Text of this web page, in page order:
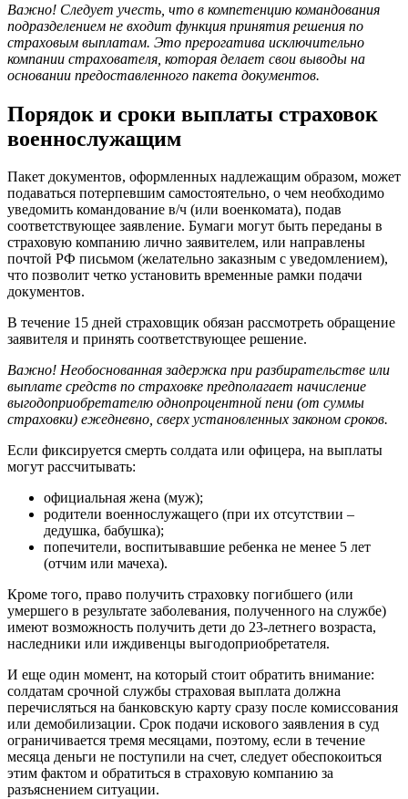
Важно! Следует учесть, что в компетенцию командования
подразделением не входит функция принятия решения по
страховым выплатам. Это прерогатива исключительно
компании страхователя, которая делает свои выводы на
основании предоставленного пакета документов.
Порядок и сроки выплаты страховок
военнослужащим
Пакет документов, оформленных надлежащим образом, может
подаваться потерпевшим самостоятельно, о чем необходимо
уведомить командование в/ч (или военкомата), подав
соответствующее заявление. Бумаги могут быть переданы в
страховую компанию лично заявителем, или направлены
почтой РФ письмом (желательно заказным с уведомлением),
что позволит четко установить временные рамки подачи
документов.
В течение 15 дней страховщик обязан рассмотреть обращение
заявителя и принять соответствующее решение.
Важно! Необоснованная задержка при разбирательстве или
выплате средств по страховке предполагает начисление
выгодоприобретателю однопроцентной пени (от суммы
страховки) ежедневно, сверх установленных законом сроков.
Если фиксируется смерть солдата или офицера, на выплаты
могут рассчитывать:
официальная жена (муж);
родители военнослужащего (при их отсутствии –
дедушка, бабушка);
попечители, воспитывавшие ребенка не менее 5 лет
(отчим или мачеха).
Кроме того, право получить страховку погибшего (или
умершего в результате заболевания, полученного на службе)
имеют возможность получить дети до 23-летнего возраста,
наследники или иждивенцы выгодоприобретателя.
И еще один момент, на который стоит обратить внимание:
солдатам срочной службы страховая выплата должна
перечисляться на банковскую карту сразу после комиссования
или демобилизации. Срок подачи искового заявления в суд
ограничивается тремя месяцами, поэтому, если в течение
месяца деньги не поступили на счет, следует обеспокоиться
этим фактом и обратиться в страховую компанию за
разъяснением ситуации.